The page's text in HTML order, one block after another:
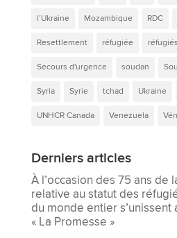
l’Ukraine Mozambique RDC
Resettlement réfugiée réfugiés
Secours d'urgence soudan
Syria Syrie tchad Ukraine
UNHCR Canada Venezuela
Derniers articles
À l’occasion des 75 ans de
relative au statut des
du monde entier s’unissent
« La Promesse »